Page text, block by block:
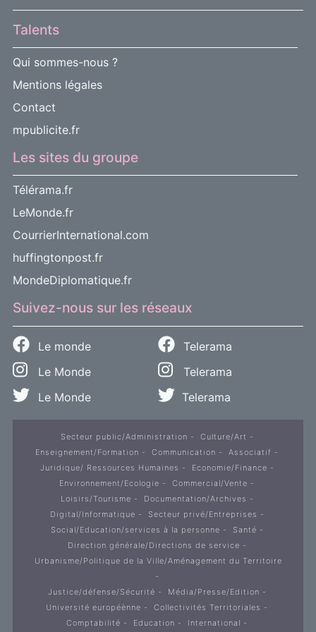
Talents
Qui sommes-nous ?
Mentions légales
Contact
mpublicite.fr
Les sites du groupe
Télérama.fr
LeMonde.fr
CourrierInternational.com
huffingtonpost.fr
MondeDiplomatique.fr
Suivez-nous sur les réseaux
Le monde
Telerama
Le Monde
Telerama
Le Monde
Telerama
Secteur public/Administration
Culture/Art
Enseignement/Formation
Communication
Associatif
Juridique/ Ressources Humaines
Economie/Finance
Environnement/Ecologie
Commercial/Vente
Loisirs/Tourisme
Documentation/Archives
Digital/Informatique
Secteur privé/Entreprises
Social/Education/services à la personne
Santé
Direction générale/Directions de service
Urbanisme/Politique de la Ville/Aménagement du Territoire
Justice/défense/Sécurité
Média/Presse/Edition
Université européènne
Collectivités Territoriales
Comptabilité
Education International